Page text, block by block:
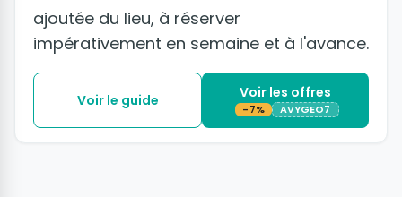
ajoutée du lieu, à réserver
impérativement en semaine et à l'avance.
Voir le guide Voir les offres
-7% AVYGEO7